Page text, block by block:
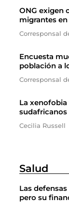
ONG exigen
migrantes en
Corresponsal
Encuesta
población a
Corresponsal
La
sudafricanos
Cecilia Russell
Salud
Las
pero su